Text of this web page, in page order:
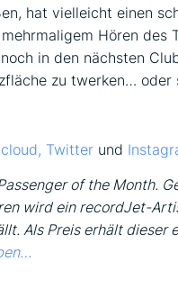
hat vielleicht einen
Hören des
in den nächsten
zu twerken… oder
Twitter und
of the Month.
wird ein recordJet-
Als Preis erhält dieser